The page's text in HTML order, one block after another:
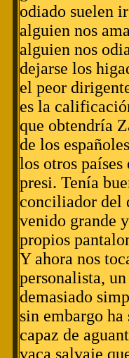
odiado suelen
alguien nos
alguien nos
dejarse los
el peor
es la
que obtendría
de los
los otros
presi. Tenía
conciliador del
venido grande
propios
Y ahora nos
personalista,
demasiado
sin embargo ha
capaz de
vaca salvaje